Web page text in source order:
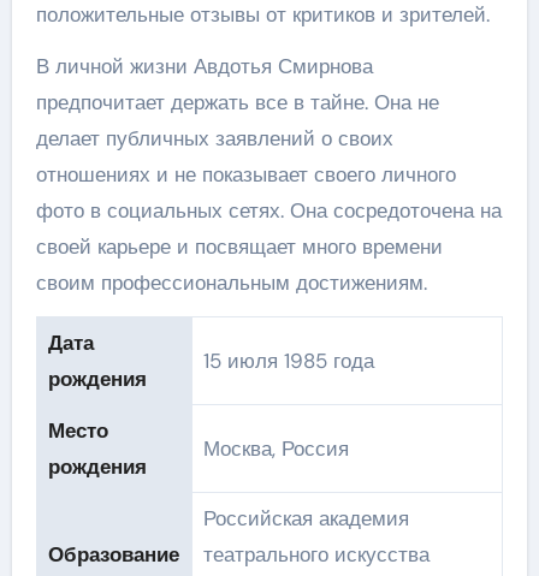
положительные отзывы от критиков и зрителей.
В личной жизни Авдотья Смирнова
предпочитает держать все в тайне. Она не
делает публичных заявлений о своих
отношениях и не показывает своего личного
фото в социальных сетях. Она сосредоточена на
своей карьере и посвящает много времени
своим профессиональным достижениям.
Дата
рождения
15 июля 1985 года
Место
рождения
Москва, Россия
Образование
Российская академия
театрального искусства